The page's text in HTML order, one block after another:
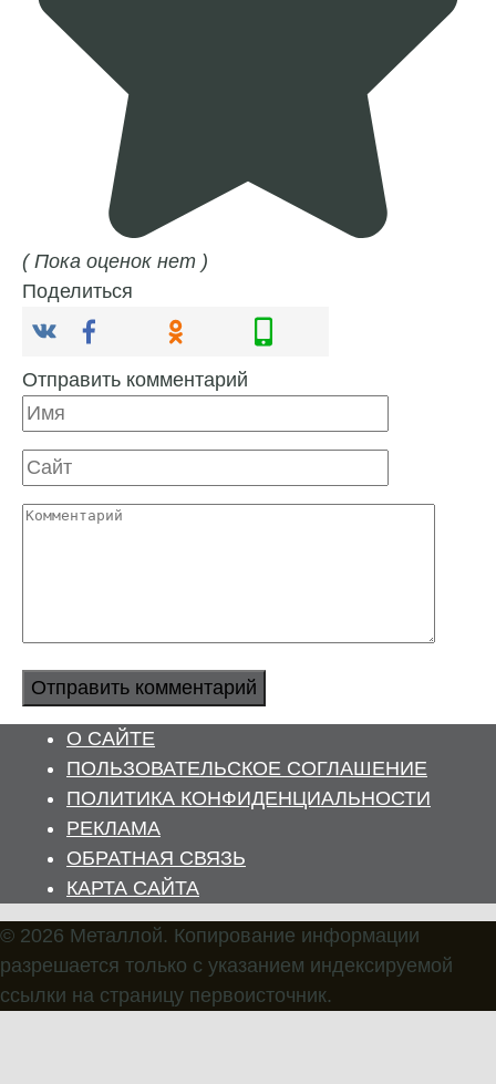
( Пока оценок нет )
Поделиться
Отправить комментарий
Имя
Сайт
Комментарий
О САЙТЕ
ПОЛЬЗОВАТЕЛЬСКОЕ СОГЛАШЕНИЕ
ПОЛИТИКА КОНФИДЕНЦИАЛЬНОСТИ
РЕКЛАМА
ОБРАТНАЯ СВЯЗЬ
КАРТА САЙТА
© 2026 Металлой. Копирование информации
разрешается только с указанием индексируемой
ссылки на страницу первоисточник.